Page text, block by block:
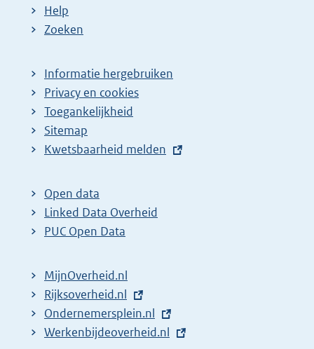
Help
Zoeken
Informatie hergebruiken
Privacy en cookies
Toegankelijkheid
Sitemap
E
t
e
r
l
i
n
k
Kwetsbaarheid melden
Open data
Linked Data Overheid
PUC Open Data
MijnOverheid.nl
E
x
t
Rijksoverheid.nl
E
x
Ondernemersplein.nl
E
Werkenbijdeoverheid.nl